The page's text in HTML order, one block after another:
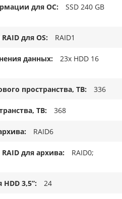
для ОС
SSD 240 GB
для OS RAID1
данных
23x HDD 16
пространства, TB 336
ТB 368
RAID6
для архива
RAID0;
3,5” 24